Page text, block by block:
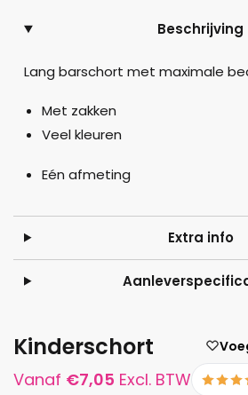
Beschrijving
Lang barschort met maximale
Met zakken
Veel kleuren
Eén afmeting
Extra info
Kinderschort
Vanaf €7,05 Excl. BTW